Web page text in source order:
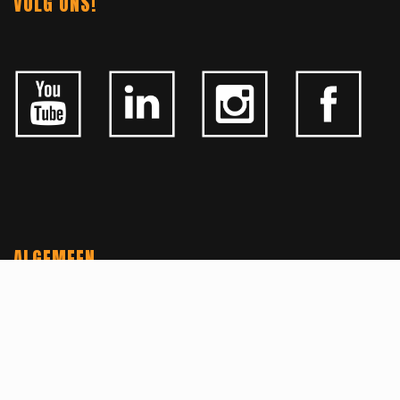
ALGEMEEN